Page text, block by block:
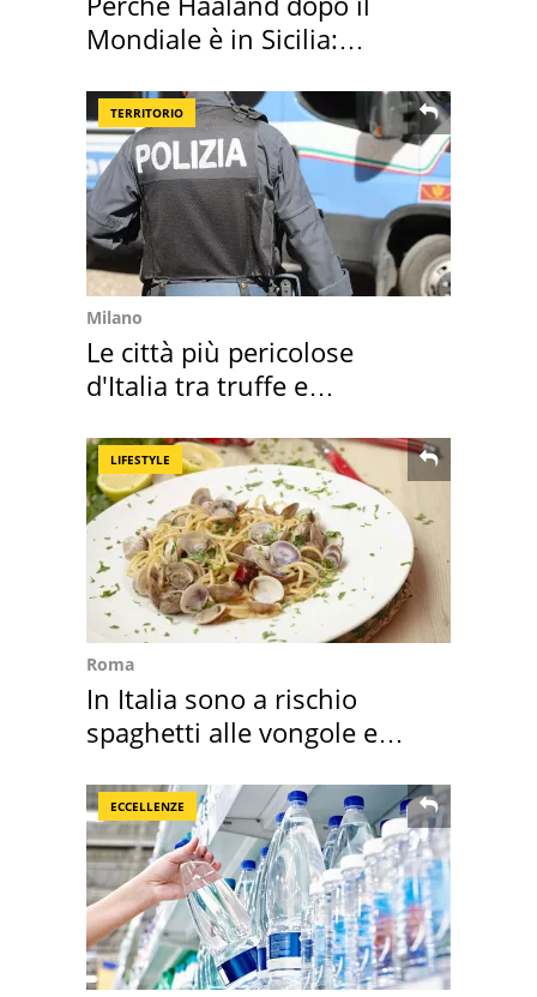
Mondiale è in Sicilia:
TERRITORIO
Milano
Le città più pericolose
d'Italia tra truffe e
LIFESTYLE
Roma
In Italia sono a rischio
spaghetti alle vongole e
ECCELLENZE